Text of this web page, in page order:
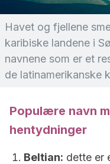
Havet og fjellene
karibiske landene i
navnene som er et
de latinamerikanske
Populære navn
hentydninger
Beltian: dette er